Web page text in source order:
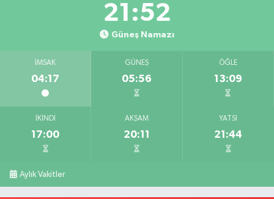
21:51
Güneş Namazı
İMSAK
04:17
GÜNEŞ
05:56
ÖĞLE
13:09
İKINDI
17:00
AKŞAM
20:11
YATSI
21:44
Aylık Vakitler